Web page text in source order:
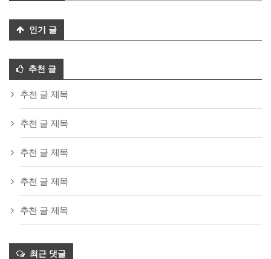
인기 글
추천 글
추천 글 제목
추천 글 제목
추천 글 제목
추천 글 제목
추천 글 제목
최근 댓글